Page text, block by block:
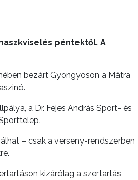
péntektől. A
bezárt Gyöngyösön a Mátra
a Dr. Fejes András Sport- és
– csak a verseny-rendszerben
kizárólag a szertartás